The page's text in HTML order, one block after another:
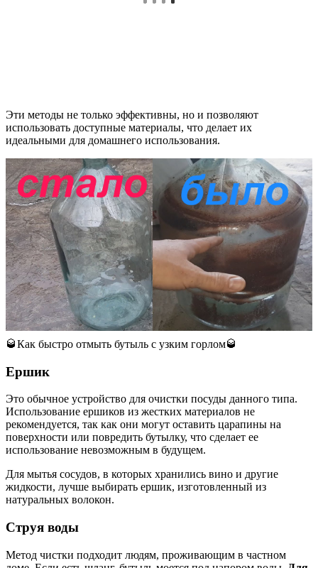
Эти методы не только эффективны, но и позволяют
использовать доступные материалы, что делает их
идеальными для домашнего использования.
🥃Как быстро отмыть бутыль с узким горлом🥃
Ершик
Это обычное устройство для очистки посуды данного типа.
Использование ершиков из жестких материалов не
рекомендуется, так как они могут оставить царапины на
поверхности или повредить бутылку, что сделает ее
использование невозможным в будущем.
Для мытья сосудов, в которых хранились вино и другие
жидкости, лучше выбирать ершик, изготовленный из
натуральных волокон.
Струя воды
Метод чистки подходит людям, проживающим в частном